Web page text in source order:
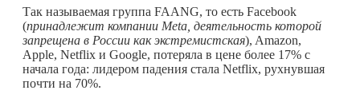
Так называемая группа FAANG, то есть Facebook
(принадлежит компании Meta, деятельность которой
запрещена в России как экстремистская), Amazon,
Apple, Netflix и Google, потеряла в цене более 17% с
начала года: лидером падения стала Netflix, рухнувшая
почти на 70%.